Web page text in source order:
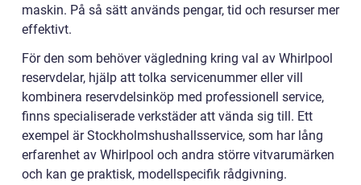
maskin. På så sätt används pengar, tid och resurser mer
effektivt.
För den som behöver vägledning kring val av Whirlpool
reservdelar, hjälp att tolka servicenummer eller vill
kombinera reservdelsinköp med professionell service,
finns specialiserade verkstäder att vända sig till. Ett
exempel är Stockholmshushallsservice, som har lång
erfarenhet av Whirlpool och andra större vitvarumärken
och kan ge praktisk, modellspecifik rådgivning.